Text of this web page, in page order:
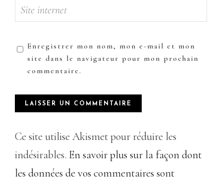
Enregistrer mon nom, mon e-mail et mon
site dans le navigateur pour mon prochain
commentaire.
Ce site utilise Akismet pour réduire les
indésirables. En savoir plus sur la façon dont
les données de vos commentaires sont